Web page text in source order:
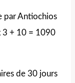
par Antiochios
3 + 10 = 1090
de 30 jours